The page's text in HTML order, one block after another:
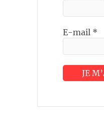
E-mail *